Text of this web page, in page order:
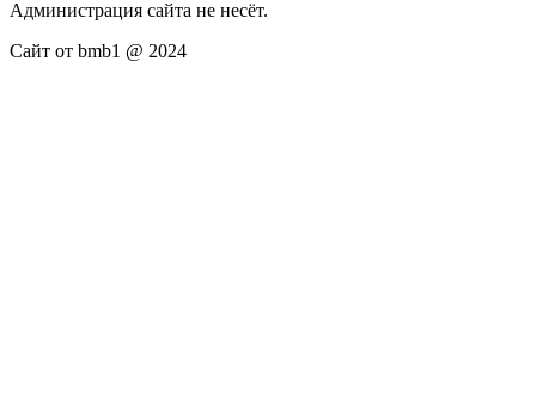
Администрация сайта не несёт.
Сайт от bmb1 @ 2024